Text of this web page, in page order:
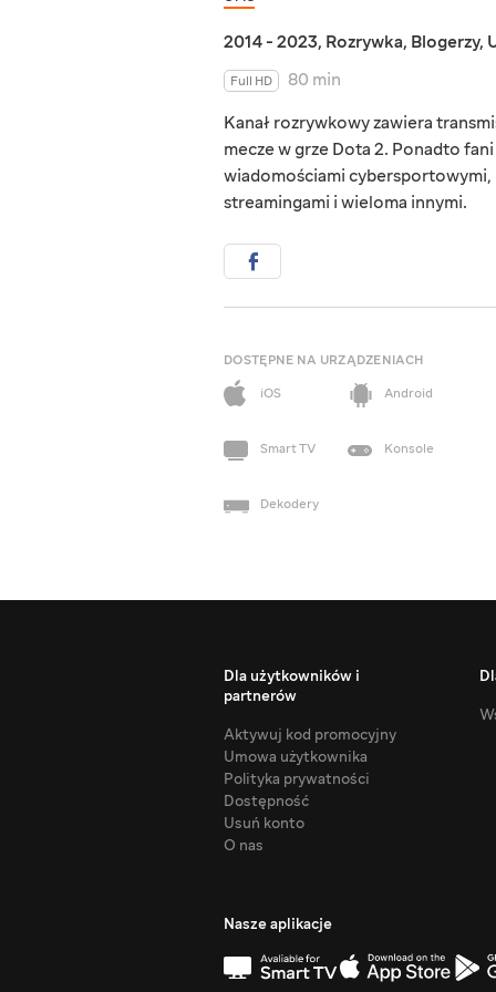
2014 - 2023, Rozrywka, Blogerzy,
Full HD
80 min
Kanał rozrywkowy zawiera
mecze w grze Dota 2. Ponadto
wiadomościami
streamingami i wieloma innymi.
DOSTĘPNE NA URZĄDZENIACH
iOS
Android
Smart TV Konsole
Dekodery
Dla użytkowników i
partnerów
Aktywuj kod promocyjny
Umowa użytkownika
Polityka prywatności
Dostępność
Usuń konto
O nas
Nasze aplikacje